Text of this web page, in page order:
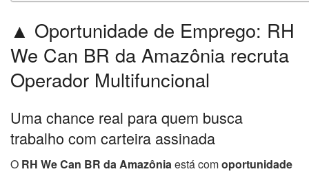
▲ Oportunidade de Emprego: RH
We Can BR da Amazônia recruta
Operador Multifuncional
Uma chance real para quem busca
trabalho com carteira assinada
O RH We Can BR da Amazôniaestá comoportunidade